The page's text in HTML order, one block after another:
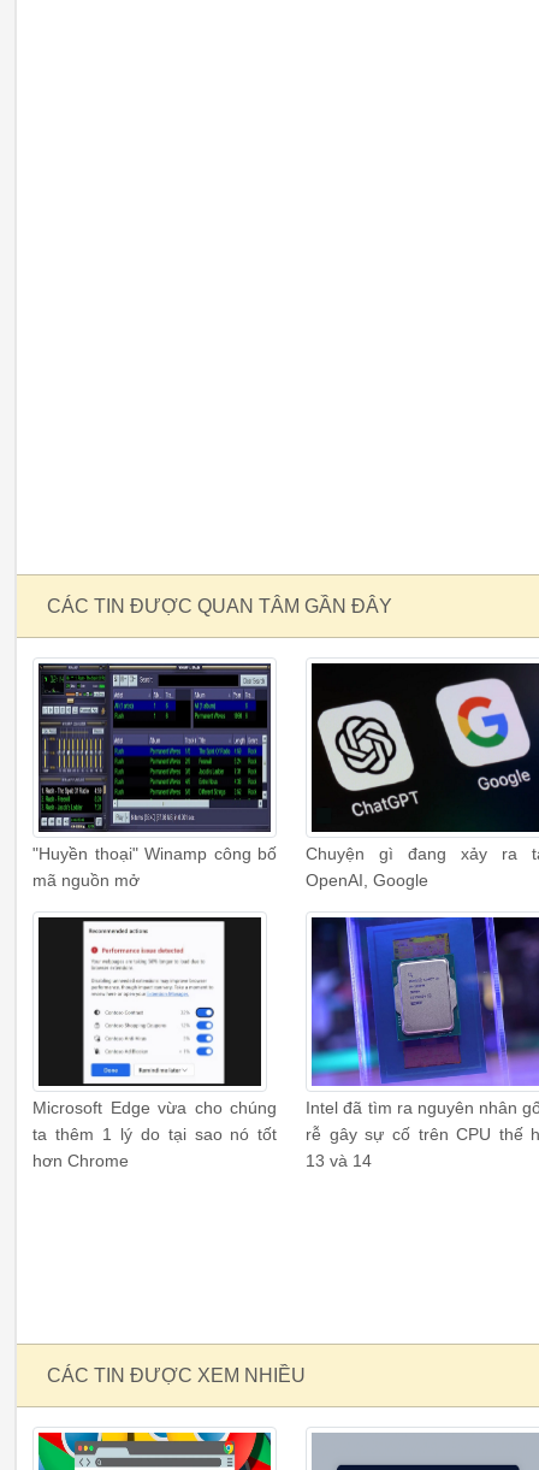
CÁC TIN ĐƯỢC QUAN TÂM GẦN ĐÂY
"Huyền thoại" Winamp công bố
mã nguồn mở
Chuyện gì đang xảy ra
OpenAI, Google
Microsoft Edge vừa cho chúng
ta thêm 1 lý do tại sao nó tốt
hơn Chrome
Intel đã tìm ra nguyên nhân
rễ gây sự cố trên CPU thế
13 và 14
CÁC TIN ĐƯỢC XEM NHIỀU